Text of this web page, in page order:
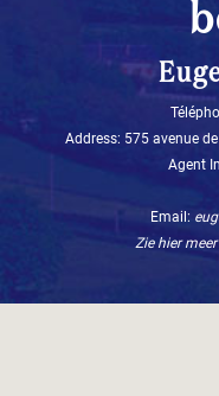
Address: 575 avenue
Agent
Email:
Zie hier